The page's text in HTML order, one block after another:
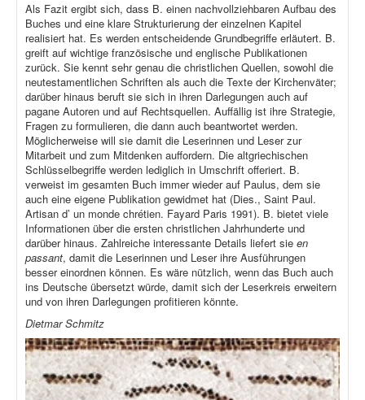
Als Fazit ergibt sich, dass B. einen nachvollziehbaren Aufbau des
Buches und eine klare Strukturierung der einzelnen Kapitel
realisiert hat. Es werden entscheidende Grundbegriffe erläutert. B.
greift auf wichtige französische und englische Publikationen
zurück. Sie kennt sehr genau die christlichen Quellen, sowohl die
neutestamentlichen Schriften als auch die Texte der Kirchenväter;
darüber hinaus beruft sie sich in ihren Darlegungen auch auf
pagane Autoren und auf Rechtsquellen. Auffällig ist ihre Strategie,
Fragen zu formulieren, die dann auch beantwortet werden.
Möglicherweise will sie damit die Leserinnen und Leser zur
Mitarbeit und zum Mitdenken auffordern. Die altgriechischen
Schlüsselbegriffe werden lediglich in Umschrift offeriert. B.
verweist im gesamten Buch immer wieder auf Paulus, dem sie
auch eine eigene Publikation gewidmet hat (Dies., Saint Paul.
Artisan d’ un monde chrétien. Fayard Paris 1991). B. bietet viele
Informationen über die ersten christlichen Jahrhunderte und
darüber hinaus. Zahlreiche interessante Details liefert sie en
passant, damit die Leserinnen und Leser ihre Ausführungen
besser einordnen können. Es wäre nützlich, wenn das Buch auch
ins Deutsche übersetzt würde, damit sich der Leserkreis erweitern
und von ihren Darlegungen profitieren könnte.
Dietmar Schmitz